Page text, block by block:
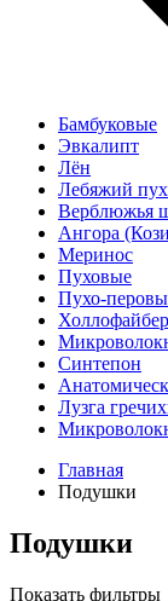
Бамбуковые
Эвкалипт
Лён
Лебяжий пух
Верблюжья
Ангора
Меринос
Пуховые
Пухо-
Холлофайбер
Синтепон
Лузга
Главная
Подушки
Подушки
Показать фильтры